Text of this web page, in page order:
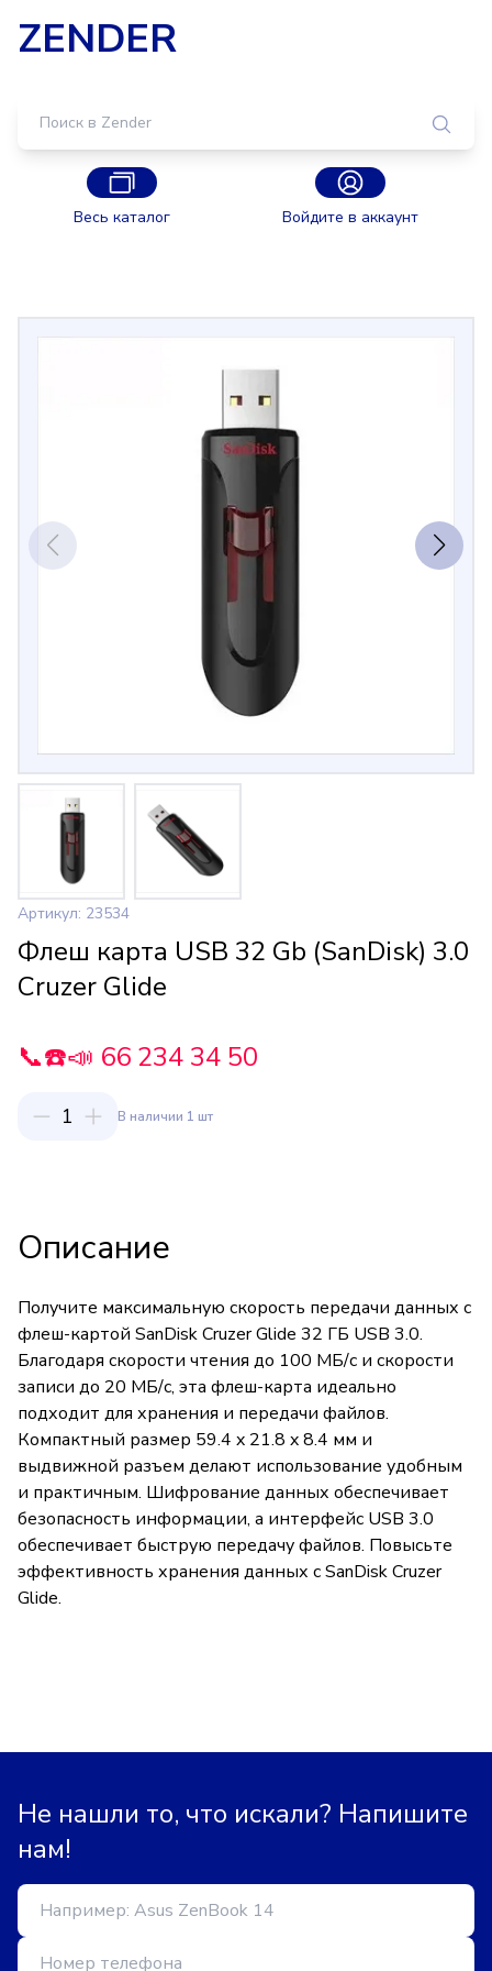
ZENDER
Весь каталог Войдите в аккаунт
Артикул: 23534
Флеш карта USB 32 Gb (SanDisk) 3.0
Cruzer Glide
📞☎️📣 66 234 34 50
1 В наличии 1 шт
Описание
Получите максимальную скорость передачи данных с
флеш-картой SanDisk Cruzer Glide 32 ГБ USB 3.0.
Благодаря скорости чтения до 100 МБ/с и скорости
записи до 20 МБ/с, эта флеш-карта идеально
подходит для хранения и передачи файлов.
Компактный размер 59.4 x 21.8 x 8.4 мм и
выдвижной разъем делают использование удобным
и практичным. Шифрование данных обеспечивает
безопасность информации, а интерфейс USB 3.0
обеспечивает быструю передачу файлов. Повысьте
эффективность хранения данных с SanDisk Cruzer
Glide.
Не нашли то, что искали? Напишите
нам!